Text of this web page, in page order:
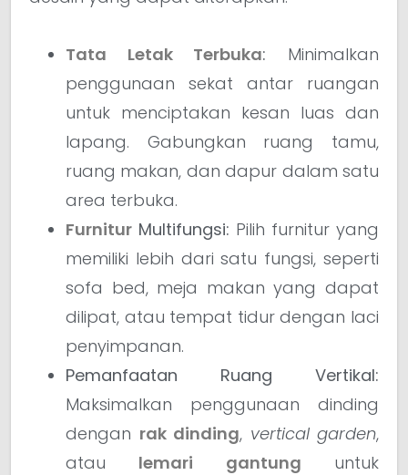
Tata Letak Terbuka: Minimalkan
penggunaan sekat antar ruangan
untuk menciptakan kesan luas dan
lapang. Gabungkan ruang tamu,
ruang makan, dan dapur dalam satu
area terbuka.
Furnitur Multifungsi: Pilih furnitur yang
memiliki lebih dari satu fungsi, seperti
sofa bed, meja makan yang dapat
dilipat, atau tempat tidur dengan laci
penyimpanan.
Pemanfaatan Ruang Vertikal:
Maksimalkan penggunaan dinding
dengan rak dinding, vertical garden,
atau lemari gantung untuk